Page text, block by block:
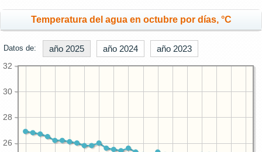
Temperatura del agua en octubre por días, °C
Datos de: año 2025 año 2024 año 2023
26
28
30
32